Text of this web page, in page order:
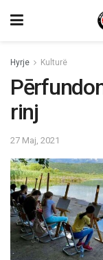
Hyrje Kulturë
rinj
27 Maj, 2021